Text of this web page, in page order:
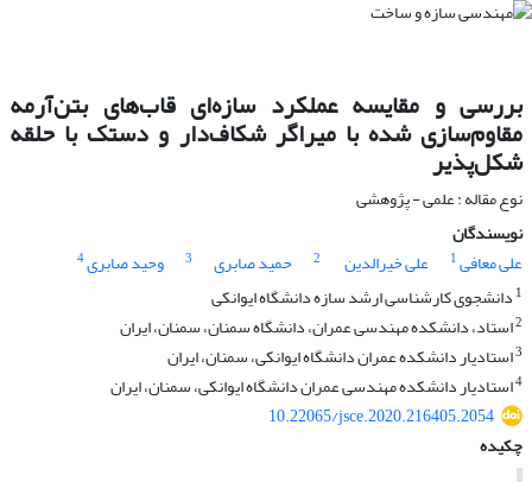
بررسی و مقایسه عملکرد سازه‌ای قاب‌های بتن‌آرمه
مقاوم‌سازی شده با میراگر شکاف‌دار و دستک با حلقه
شکل‌پذیر
نوع مقاله : علمی - پژوهشی
نویسندگان
علی معافی1 علی خیرالدین 2 حمید صابری 3 وحید صابری4
1 دانشجوی کارشناسی ارشد سازه دانشگاه ایوانکی
2استاد، دانشکده مهندسی عمران، دانشگاه سمنان، سمنان، ایران
3استادیار دانشکده عمران دانشگاه ایوانکی، سمنان، ایران
4استادیار دانشکده مهندسی عمران دانشگاه ایوانکی، سمنان، ایران
10.22065/jsce.2020.216405.2054
چکیده